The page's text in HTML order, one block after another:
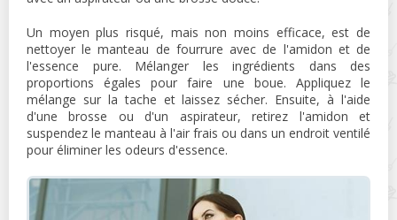
Un moyen plus risqué, mais non moins efficace, est de
nettoyer le manteau de fourrure avec de l'amidon et de
l'essence pure. Mélanger les ingrédients dans des
proportions égales pour faire une boue. Appliquez le
mélange sur la tache et laissez sécher. Ensuite, à l'aide
d'une brosse ou d'un aspirateur, retirez l'amidon et
suspendez le manteau à l'air frais ou dans un endroit ventilé
pour éliminer les odeurs d'essence.